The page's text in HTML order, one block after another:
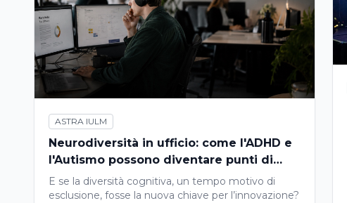
ASTRA IULM
Neurodiversità in ufficio: come l'ADHD e
l'Autismo possono diventare punti di
forza nella leadership
E se la diversità cognitiva, un tempo motivo di
esclusione, fosse la nuova chiave per l’innovazione?